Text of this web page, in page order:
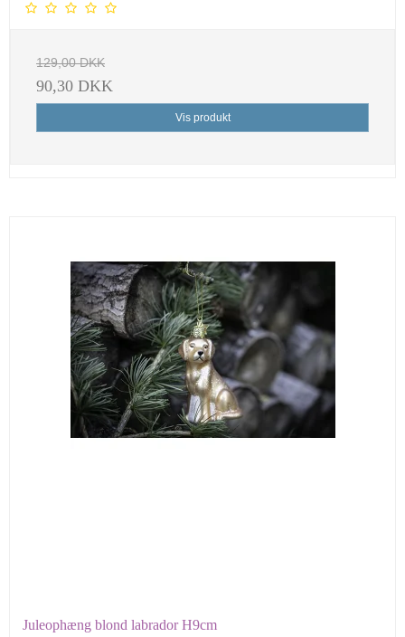
129,00 DKK
90,30 DKK
Vis produkt
Juleophæng blond labrador H9cm